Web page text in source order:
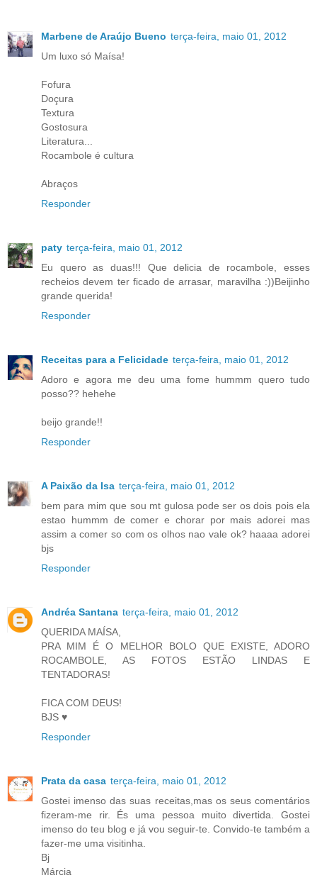
Marbene de Araújo Bueno terça-feira, maio 01, 2012
Um luxo só Maísa!
Fofura
Doçura
Textura
Gostosura
Literatura...
Rocambole é cultura
Abraços
Responder
paty terça-feira, maio 01, 2012
Eu quero as duas!!! Que delicia de rocambole, esses
recheios devem ter ficado de arrasar, maravilha :))Beijinho
grande querida!
Responder
Receitas para a Felicidade terça-feira, maio 01, 2012
Adoro e agora me deu uma fome hummm quero tudo
posso?? hehehe
beijo grande!!
Responder
A Paixão da Isa terça-feira, maio 01, 2012
bem para mim que sou mt gulosa pode ser os dois pois ela
estao hummm de comer e chorar por mais adorei mas
assim a comer so com os olhos nao vale ok? haaaa adorei
bjs
Responder
Andréa Santana terça-feira, maio 01, 2012
QUERIDA MAÍSA,
PRA MIM É O MELHOR BOLO QUE EXISTE, ADORO
ROCAMBOLE, AS FOTOS ESTÃO LINDAS E
TENTADORAS!
FICA COM DEUS!
BJS ♥
Responder
Prata da casa terça-feira, maio 01, 2012
Gostei imenso das suas receitas,mas os seus comentários
fizeram-me rir. És uma pessoa muito divertida. Gostei
imenso do teu blog e já vou seguir-te. Convido-te também a
fazer-me uma visitinha.
Bj
Márcia